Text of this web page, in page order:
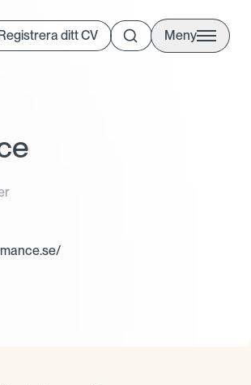
ditt CV Meny